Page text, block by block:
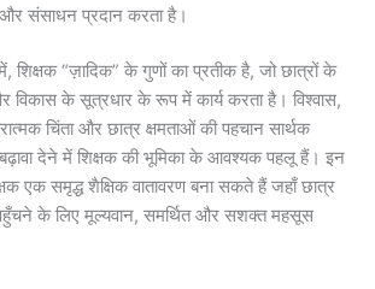
और संसाधन प्रदान करता है।
शिक्षक “ज़ादिक” के गुणों का प्रतीक है, जो छात्रों के
विकास के सूत्रधार के रूप में कार्य करता है। विश्वास,
चिंता और छात्र क्षमताओं की पहचान सार्थक
देने में शिक्षक की भूमिका के आवश्यक पहलू हैं। इन
एक समृद्ध शैक्षिक वातावरण बना सकते हैं जहाँ छात्र
के लिए मूल्यवान, समर्थित और सशक्त महसूस